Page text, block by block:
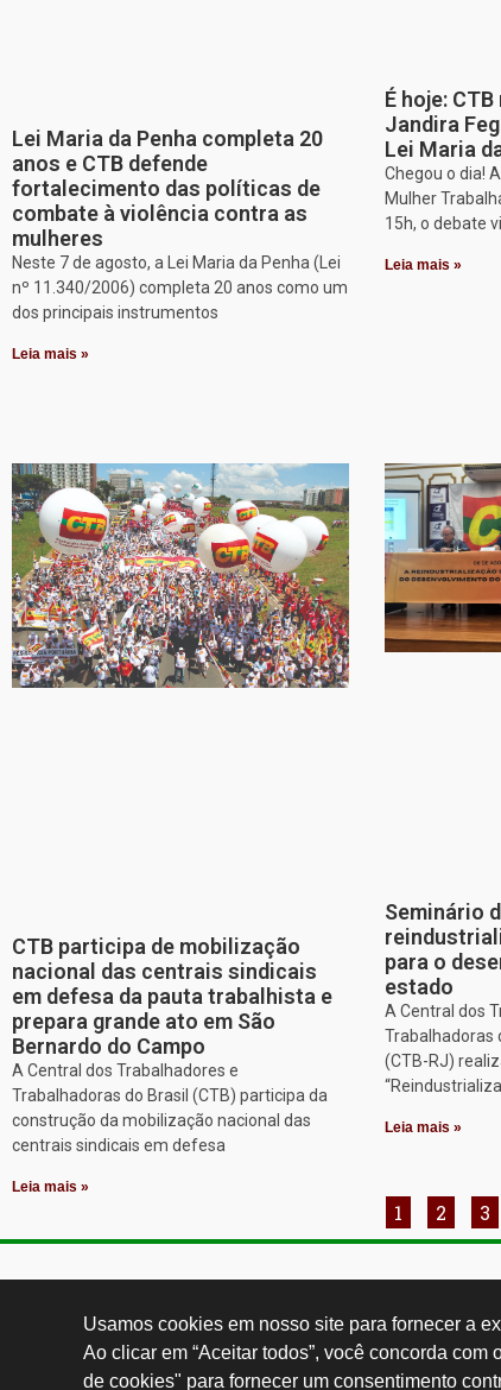
Lei Maria da Penha completa 20
anos e CTB defende
fortalecimento das políticas de
combate à violência contra as
mulheres
Neste 7 de agosto, a Lei Maria da Penha (Lei
nº 11.340/2006) completa 20 anos como um
dos principais instrumentos
Leia mais »
É hoje:
Jandira
Lei Maria
Chegou o dia!
Mulher
15h, o debate
Leia mais »
CTB participa de mobilização
nacional das centrais sindicais
em defesa da pauta trabalhista e
prepara grande ato em São
Bernardo do Campo
A Central dos Trabalhadores e
Trabalhadoras do Brasil (CTB) participa da
construção da mobilização nacional das
centrais sindicais em defesa
Leia mais »
Seminário
para o
estado
A Central dos
Trabalhadoras
(CTB-RJ)
Leia mais »
1 2 3
Usamos cookies em nosso site para fornecer a
Ao clicar em “Aceitar todos”, você concorda
de cookies" para fornecer um consentimento